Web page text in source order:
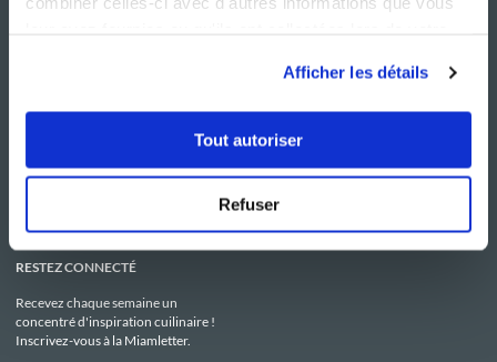
Afficher les détails
Tout autoriser
Refuser
Le Mag'
Boutique
C.G.U
Politique de confidentialité
Utilisation des Cookies
RESTEZ CONNECTÉ
Recevez chaque semaine un
concentré d'inspiration cuilinaire !
Inscrivez-vous à la Miamletter.